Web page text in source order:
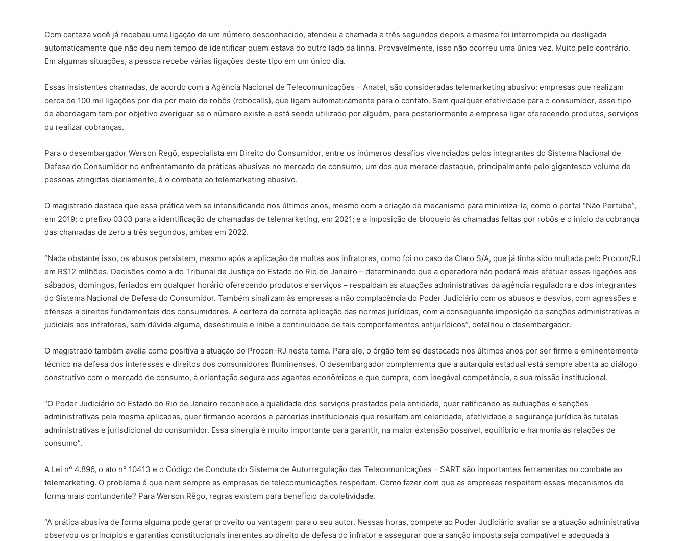
Com certeza você já recebeu uma ligação de um número desconhecido, atendeu a chamada e três segundos depois a mesma foi interrompida ou desligada
automaticamente que não deu nem tempo de identificar quem estava do outro lado da linha. Provavelmente, isso não ocorreu uma única vez. Muito pelo contrário.
Em algumas situações, a pessoa recebe várias ligações deste tipo em um único dia.
Essas insistentes chamadas, de acordo com a Agência Nacional de Telecomunicações – Anatel, são consideradas telemarketing abusivo: empresas que realizam
cerca de 100 mil ligações por dia por meio de robôs (robocalls), que ligam automaticamente para o contato. Sem qualquer efetividade para o consumidor, esse tipo
de abordagem tem por objetivo averiguar se o número existe e está sendo utilizado por alguém, para posteriormente a empresa ligar oferecendo produtos, serviços
ou realizar cobranças.
Para o desembargador Werson Regô, especialista em Direito do Consumidor, entre os inúmeros desafios vivenciados pelos integrantes do Sistema Nacional de
Defesa do Consumidor no enfrentamento de práticas abusivas no mercado de consumo, um dos que merece destaque, principalmente pelo gigantesco volume de
pessoas atingidas diariamente, é o combate ao telemarketing abusivo.
O magistrado destaca que essa prática vem se intensificando nos últimos anos, mesmo com a criação de mecanismo para minimiza-la, como o portal “Não Pertube”,
em 2019; o prefixo 0303 para a identificação de chamadas de telemarketing, em 2021; e a imposição de bloqueio às chamadas feitas por robôs e o início da cobrança
das chamadas de zero a três segundos, ambas em 2022.
“Nada obstante isso, os abusos persistem, mesmo após a aplicação de multas aos infratores, como foi no caso da Claro S/A, que já tinha sido multada pelo Procon/RJ
em R$12 milhões. Decisões como a do Tribunal de Justiça do Estado do Rio de Janeiro – determinando que a operadora não poderá mais efetuar essas ligações aos
sábados, domingos, feriados em qualquer horário oferecendo produtos e serviços – respaldam as atuações administrativas da agência reguladora e dos integrantes
do Sistema Nacional de Defesa do Consumidor. Também sinalizam às empresas a não complacência do Poder Judiciário com os abusos e desvios, com agressões e
ofensas a direitos fundamentais dos consumidores. A certeza da correta aplicação das normas jurídicas, com a consequente imposição de sanções administrativas e
judiciais aos infratores, sem dúvida alguma, desestimula e inibe a continuidade de tais comportamentos antijurídicos”, detalhou o desembargador.
O magistrado também avalia como positiva a atuação do Procon-RJ neste tema. Para ele, o órgão tem se destacado nos últimos anos por ser firme e eminentemente
técnico na defesa dos interesses e direitos dos consumidores fluminenses. O desembargador complementa que a autarquia estadual está sempre aberta ao diálogo
construtivo com o mercado de consumo, à orientação segura aos agentes econômicos e que cumpre, com inegável competência, a sua missão institucional.
“O Poder Judiciário do Estado do Rio de Janeiro reconhece a qualidade dos serviços prestados pela entidade, quer ratificando as autuações e sanções
administrativas pela mesma aplicadas, quer firmando acordos e parcerias institucionais que resultam em celeridade, efetividade e segurança jurídica às tutelas
administrativas e jurisdicional do consumidor. Essa sinergia é muito importante para garantir, na maior extensão possível, equilíbrio e harmonia às relações de
consumo”.
A Lei nº 4.896, o ato nº 10413 e o Código de Conduta do Sistema de Autorregulação das Telecomunicações – SART são importantes ferramentas no combate ao
telemarketing. O problema é que nem sempre as empresas de telecomunicações respeitam. Como fazer com que as empresas respeitem esses mecanismos de
forma mais contundente? Para Werson Rêgo, regras existem para benefício da coletividade.
“A prática abusiva de forma alguma pode gerar proveito ou vantagem para o seu autor. Nessas horas, compete ao Poder Judiciário avaliar se a atuação administrativa
observou os princípios e garantias constitucionais inerentes ao direito de defesa do infrator e assegurar que a sanção imposta seja compatível e adequada à